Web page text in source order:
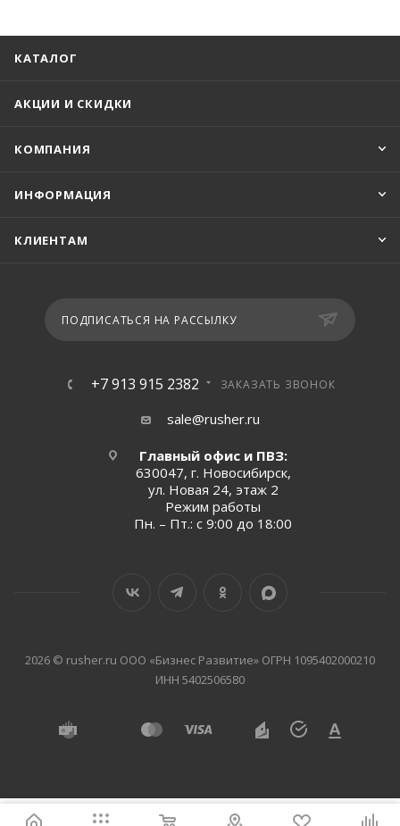
КАТАЛОГ
АКЦИИ И СКИДКИ
КОМПАНИЯ
ИНФОРМАЦИЯ
КЛИЕНТАМ
ПОДПИСАТЬСЯ НА РАССЫЛКУ
+7 913 915 2382 ЗАКАЗАТЬ ЗВОНОК
sale@rusher.ru
Главный офис и ПВЗ:
630047, г. Новосибирск,
ул. Новая 24, этаж 2
Режим работы
Пн. – Пт.: с 9:00 до 18:00
2026 © rusher.ru ООО «Бизнес Развитие» ОГРН 1095402000210
ИНН 5402506580